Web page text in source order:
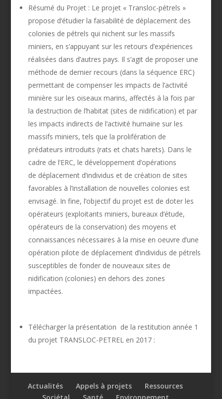
Résumé du Projet : Le projet « Transloc-pétrels »
propose d’étudier la faisabilité de déplacement des
colonies de pétrels qui nichent sur les massifs
miniers, en s’appuyant sur les retours d’expériences
réalisées dans d’autres pays. Il s’agit de proposer une
méthode de dernier recours (dans la séquence ERC)
permettant de compenser les impacts de l’activité
minière sur les oiseaux marins, affectés à la fois par
la destruction de l’habitat (sites de nidification) et par
les impacts indirects de l’activité humaine sur les
massifs miniers, tels que la prolifération de
prédateurs introduits (rats et chats harets). Dans le
cadre de l’ERC, le développement d’opérations
de déplacement d’individus et de création de sites
favorables à l’installation de nouvelles colonies est
envisagé. In fine, l’objectif du projet est de doter les
opérateurs (exploitants miniers, bureaux d’étude,
opérateurs de la conservation) des moyens et
connaissances nécessaires à la mise en oeuvre d’une
opération pilote de déplacement d’individus de pétrels
susceptibles de fonder de nouveaux sites de
nidification (colonies) en dehors des zones
impactées.
Télécharger la présentation de la restitution année 1
du projet TRANSLOC-PETREL en 2017 :
Actualités Appels à projets
Ressources
Sociétal
Santé Environnement